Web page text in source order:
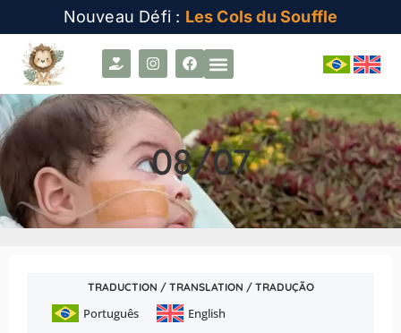
Nouveau Défi : Les Cols du Souffle
08/07
TRADUCTION / TRANSLATION / TRADUÇÃO
Português English